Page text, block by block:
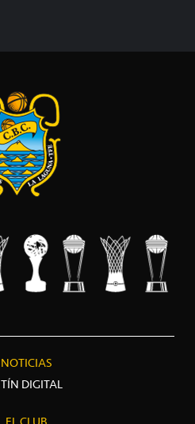
NOTICIAS
DIGITAL